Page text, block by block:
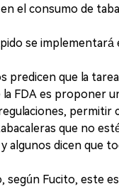
el consumo de
se implementará
predicen que la
FDA es proponer
permitir
que no
algunos dicen que
según Fucito, este